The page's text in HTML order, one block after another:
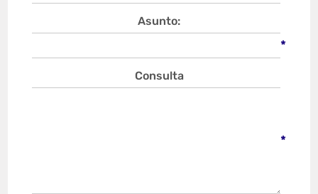
Asunto:
*
Consulta
*